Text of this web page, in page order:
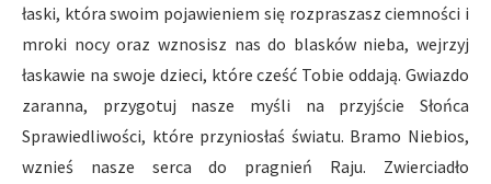
łaski, która swoim pojawieniem się rozpraszasz ciemności i
mroki nocy oraz wznosisz nas do blasków nieba, wejrzyj
łaskawie na swoje dzieci, które cześć Tobie oddają. Gwiazdo
zaranna, przygotuj nasze myśli na przyjście Słońca
Sprawiedliwości, które przyniosłaś światu. Bramo Niebios,
wznieś nasze serca do pragnień Raju. Zwierciadło